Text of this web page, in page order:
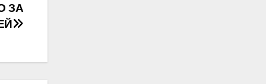
ЗΑ